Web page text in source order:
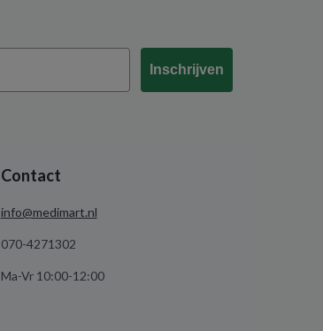
Inschrijven
Contact
info@medimart.nl
070-4271302
Ma-Vr 10:00-12:00